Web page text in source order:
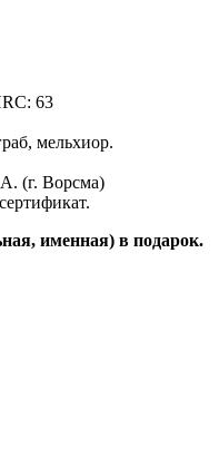
63
мельхиор.
(г. Ворсма)
именная) в подарок.